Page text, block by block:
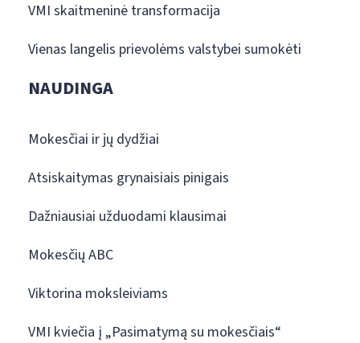
VMI skaitmeninė transformacija
Vienas langelis prievolėms valstybei sumokėti
NAUDINGA
Mokesčiai ir jų dydžiai
Atsiskaitymas grynaisiais pinigais
Dažniausiai užduodami klausimai
Mokesčių ABC
Viktorina moksleiviams
VMI kviečia į „Pasimatymą su mokesčiais“